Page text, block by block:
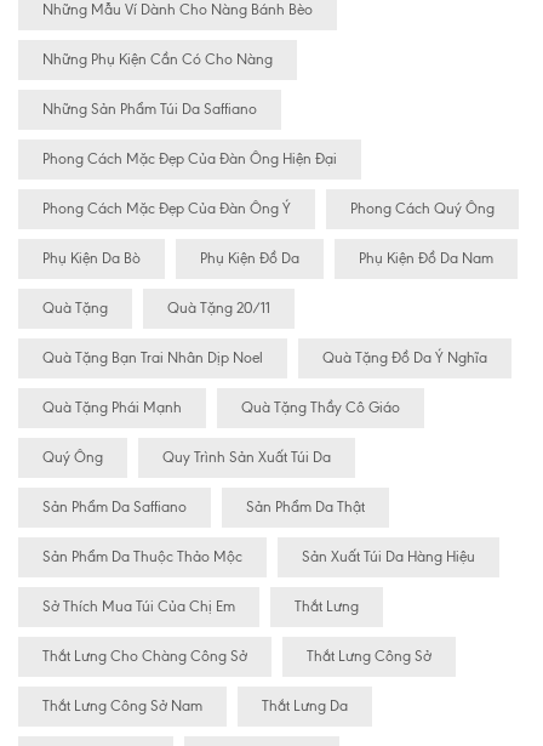
Những Mẫu Ví Dành Cho Nàng Bánh Bèo
Những Phụ Kiện Cần Có Cho Nàng
Những Sản Phẩm Túi Da Saffiano
Phong Cách Mặc Đẹp Của Đàn Ông Hiện Đại
Phong Cách Mặc Đẹp Của Đàn Ông Ý Phong Cách Quý Ông
Phụ Kiện Da Bò Phụ Kiện Đồ Da Phụ Kiện Đồ Da Nam
Quà Tặng Quà Tặng 20/11
Quà Tặng Bạn Trai Nhân Dịp Noel Quà Tặng Đồ Da Ý Nghĩa
Quà Tặng Phái Mạnh Quà Tặng Thầy Cô Giáo
Quý Ông Quy Trình Sản Xuất Túi Da
Sản Phẩm Da Saffiano Sản Phẩm Da Thật
Sản Phẩm Da Thuộc Thảo Mộc Sản Xuất Túi Da Hàng Hiệu
Sở Thích Mua Túi Của Chị Em Thắt Lưng
Thắt Lưng Cho Chàng Công Sở Thắt Lưng Công Sở
Thắt Lưng Công Sở Nam Thắt Lưng Da